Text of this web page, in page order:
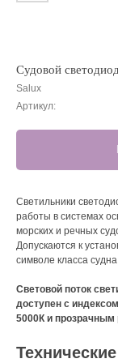
Судовой
Salux
Артикул:
Светильники
работы в системах
морских и речных
Допускаются к
символе класса судна.
Световой поток
доступен с
5000К и прозрачным